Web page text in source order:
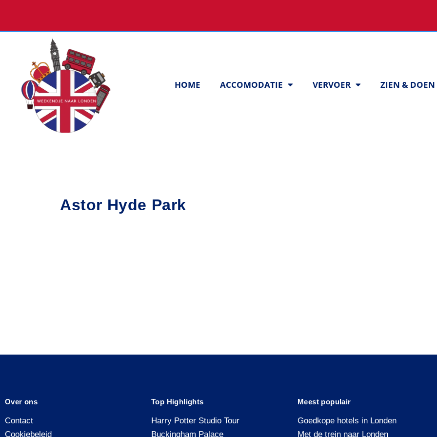
HOME ACCOMODATIE VERVOER ZIEN & DOEN
Astor Hyde Park
Over ons
Contact
Cookiebeleid
Top Highlights
Harry Potter Studio Tour
Buckingham Palace
Meest populair
Goedkope hotels in Londen
Met de trein naar Londen